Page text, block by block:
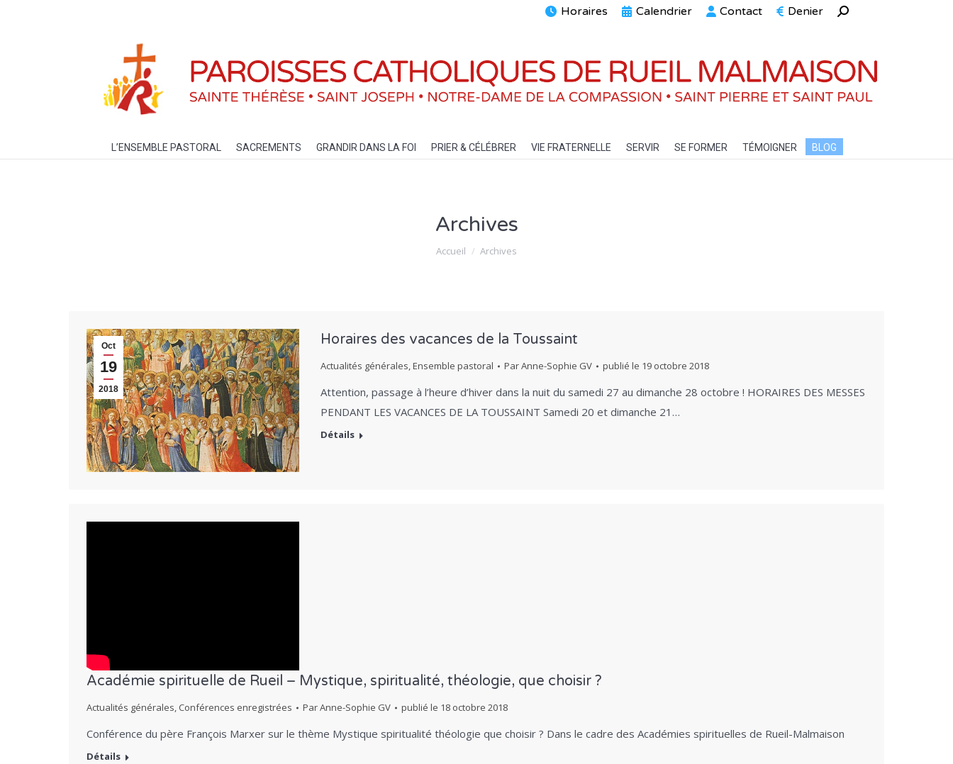
Horaires Calendrier Contact Denier
Recherche
L’ENSEMBLE PASTORAL SACREMENTS GRANDIR DANS LA FOI PRIER & CÉLÉBRER VIE FRATERNELLE SERVIR SE FORMER TÉMOIGNER BLOG
Archives
Vous êtes ici :
Accueil Archives
Oct
19
2018
Horaires des vacances de la Toussaint
Actualités générales,Ensemble pastoral ParAnne-Sophie GV publié le 19 octobre 2018
Attention, passage à l’heure d’hiver dans la nuit du samedi 27 au dimanche 28 octobre ! HORAIRES DES MESSES
PENDANT LES VACANCES DE LA TOUSSAINT Samedi 20 et dimanche 21…
Détails
Académie spirituelle de Rueil – Mystique, spiritualité, théologie, que choisir ?
Actualités générales, Conférences enregistrées ParAnne-Sophie GV publié le 18 octobre 2018
Conférence du père François Marxer sur le thème Mystique spiritualité théologie que choisir ? Dans le cadre des Académies spirituelles de Rueil-Malmaison
Détails
PRIER & CÉLÉBRER VIE FRATERNELLE SE FORMER TÉMOIGNER